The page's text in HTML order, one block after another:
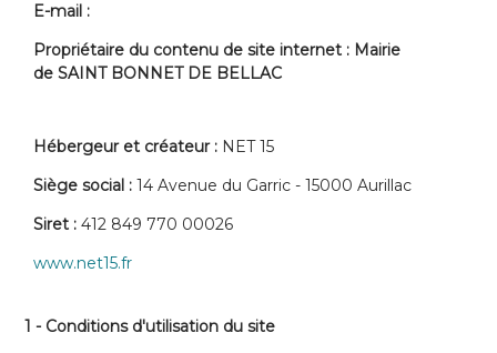
E-mail :
Propriétaire du contenu de site internet : Mairie
deSAINT BONNET DE BELLAC
Hébergeur et créateur: NET 15
Siège social : 14 Avenue du Garric - 15000 Aurillac
Siret : 412 849 770 00026
www.net15.fr
1 - Conditions d'utilisation du site